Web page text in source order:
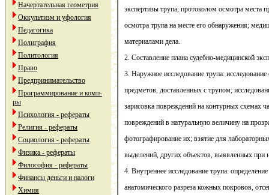
Начертательная геометрия
Оккультизм и уфология
Педагогика
Полиграфия
Политология
Право
Предпринимательство
Программирование и комп-
ры
Психология - рефераты
Религия - рефераты
Социология - рефераты
Физика - рефераты
Философия - рефераты
Финансы деньги и налоги
Химия
экспертизы трупа; протоколом осмотра места
осмотра трупа на месте его обнаружения;
материалами дела.
2. Составление плана судебно-медицинской
3. Наружное исследование трупа:
предметов, доставленных с трупом;
зарисовка повреждений на контурных схемах
повреждений в натуральную величину на
фотографирование их; взятие для
выделений, других объектов, выявленных
4. Внутреннее исследование трупа:
анатомического разреза кожных покровов,